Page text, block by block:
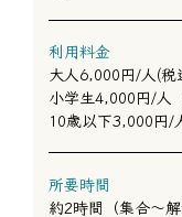
利用料金
大人6,000円/人(税
小学生4,000円/人
10歳以下3,000円/
所要時間
約2時間（集合～